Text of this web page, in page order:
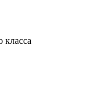
класса